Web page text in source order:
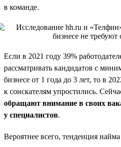
в команде.
Если в 2021 году 39%
рассматривать кандидатов с
бизнесе от 1 года до 3 лет, то в
к соискателям упростились.
обращают внимание в своих
у специалистов.
Вероятнее всего, тенденция